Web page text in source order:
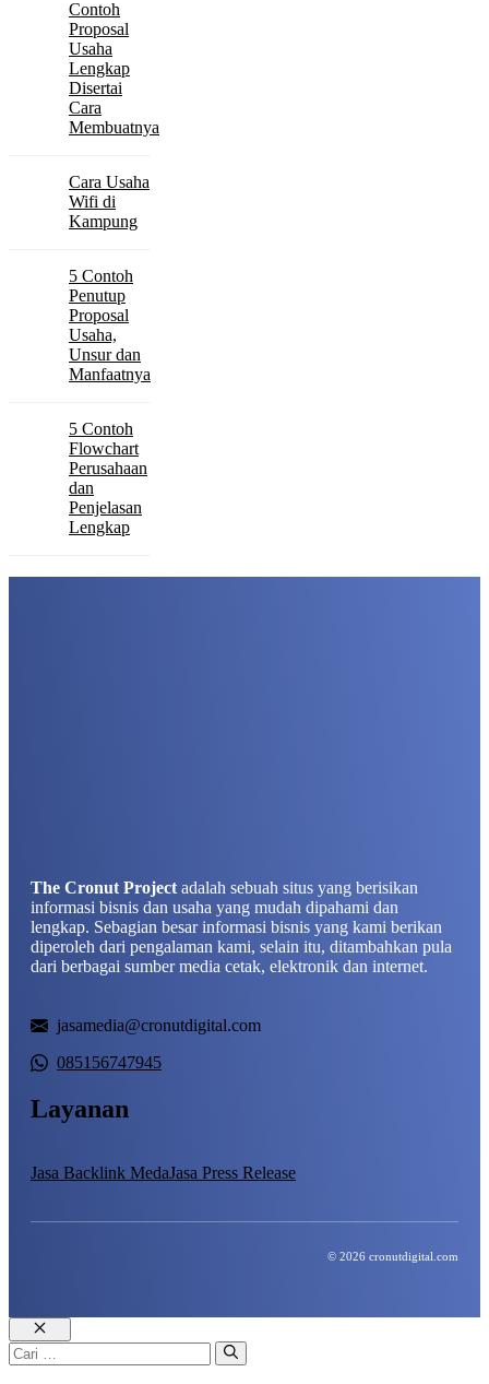
Contoh
Proposal
Usaha
Lengkap
Disertai
Cara
Membuatnya
Cara Usaha
Wifi di
Kampung
5 Contoh
Penutup
Proposal
Usaha,
Unsur dan
Manfaatnya
5 Contoh
Flowchart
Perusahaan
dan
Penjelasan
Lengkap
The Cronut Project adalah sebuah situs yang berisikan
informasi bisnis dan usaha yang mudah dipahami dan
lengkap. Sebagian besar informasi bisnis yang kami berikan
diperoleh dari pengalaman kami, selain itu, ditambahkan pula
dari berbagai sumber media cetak, elektronik dan internet.
jasamedia@cronutdigital.com
085156747945
Layanan
Jasa Backlink MedaJasa Press Release
© 2026 cronutdigital.com
Close
Cari
untuk: